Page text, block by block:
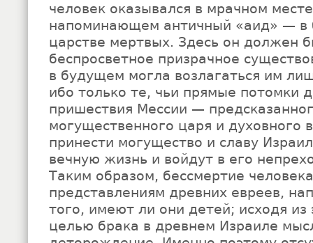
человек оказывался в мрачном
напоминающем античный «аид» — в
царстве мертвых. Здесь он должен
беспросветное призрачное
в будущем могла возлагаться им
ибо только те, чьи прямые потомки
пришествия Мессии —
могущественного царя и духовного
принести могущество и славу
вечную жизнь и войдут в его
Таким образом, бессмертие
представлениям древних евреев,
того, имеют ли они детей; исходя
целью брака в древнем Израиле